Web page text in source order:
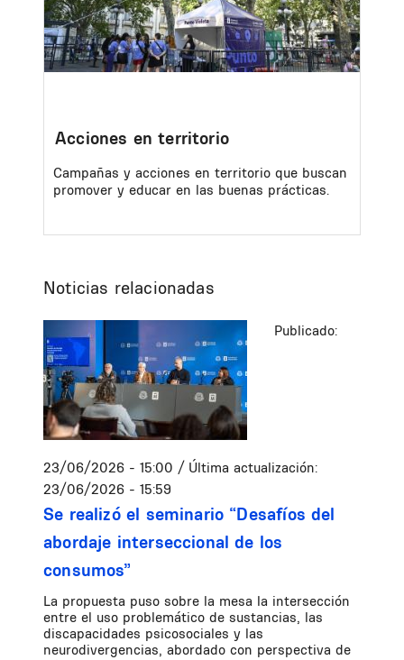
Acciones en territorio
Campañas y acciones en territorio que buscan
promover y educar en las buenas prácticas.
Noticias relacionadas
Publicado:
23/06/2026 - 15:00 / Última actualización:
23/06/2026 - 15:59
Se realizó el seminario “Desafíos del
abordaje interseccional de los
consumos”
La propuesta puso sobre la mesa la intersección
entre el uso problemático de sustancias, las
discapacidades psicosociales y las
neurodivergencias, abordado con perspectiva de